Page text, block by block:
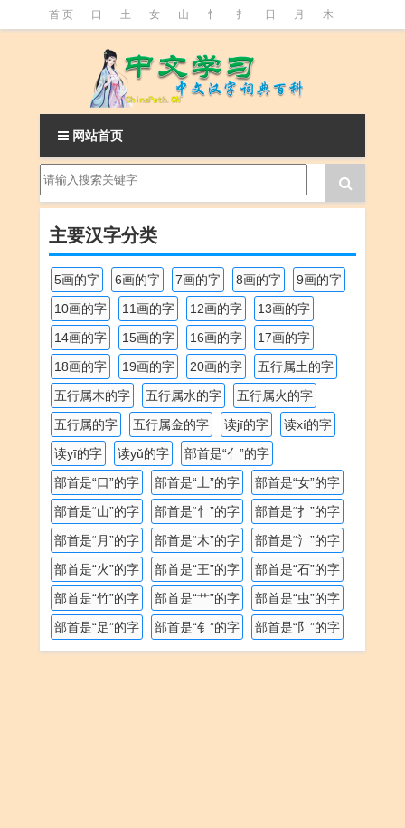
首 页 口 土 女 山 忄 扌 日 月 木
魚
网站首页
主要汉字分类
5画的字 6画的字 7画的字 8画的字
9画的字
10画的字
11画的字 12画的字
13画的字
14画的字
15画的字 16画的字
17画的字
18画的字
19画的字 20画的字
五行属土的字
五行属木的字
五行属水的字
五行属火的字
五行属的字
五行属金的字 读jī的字
读xí的字
读yī的字
读yǔ的字
部首是“亻”的字
部首是“口”的字
部首是“土”的字
部首是“女”的字
部首是“山”的字
部首是“忄”的字
部首是“扌”的字
部首是“月”的字
部首是“木”的字
部首是“氵”的字
部首是“火”的字
部首是“王”的字
部首是“石”的字
部首是“竹”的字
部首是“艹”的字
部首是“虫”的字
部首是“足”的字
部首是“钅”的字 部首是“阝”的字